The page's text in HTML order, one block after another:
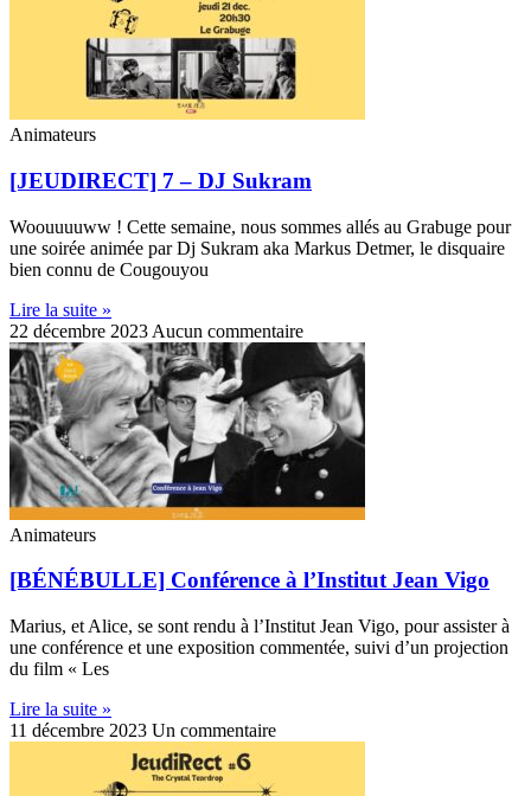
Animateurs
[JEUDIRECT] 7 – DJ Sukram
Woouuuuww ! Cette semaine, nous sommes allés au Grabuge pour
une soirée animée par Dj Sukram aka Markus Detmer, le disquaire
bien connu de Cougouyou
Lire la suite »
22 décembre 2023 Aucun commentaire
Animateurs
[BÉNÉBULLE] Conférence à l’Institut Jean Vigo
Marius, et Alice, se sont rendu à l’Institut Jean Vigo, pour assister à
une conférence et une exposition commentée, suivi d’un projection
du film « Les
Lire la suite »
11 décembre 2023 Un commentaire